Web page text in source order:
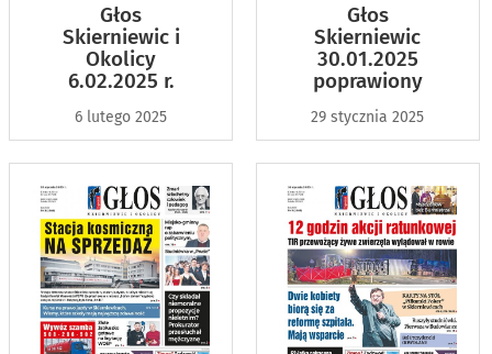
Głos
Skierniewic i
Okolicy
6.02.2025 r.
6 lutego 2025
Głos
Skierniewic
30.01.2025
poprawiony
29 stycznia 2025